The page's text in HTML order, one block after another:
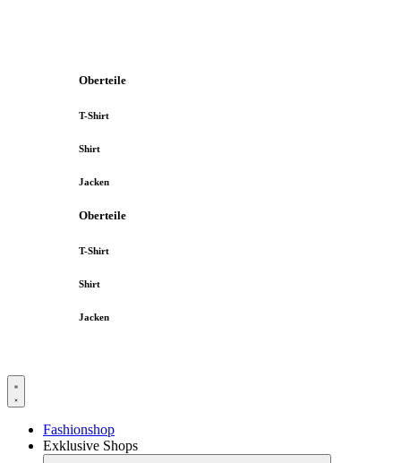
Oberteile
T-Shirt
Shirt
Jacken
Oberteile
T-Shirt
Shirt
Jacken
Fashionshop
Exklusive Shops